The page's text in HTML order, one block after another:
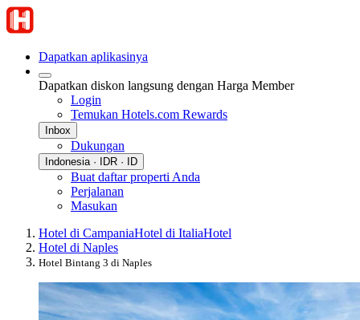
Dapatkan aplikasinya
Dapatkan diskon langsung dengan Harga Member
Login
Temukan Hotels.com Rewards
Inbox
Dukungan
Indonesia · IDR · ID
Buat daftar properti Anda
Perjalanan
Masukan
Hotel di CampaniaHotel di ItaliaHotel
Hotel di Naples
Hotel Bintang 3 di Naples